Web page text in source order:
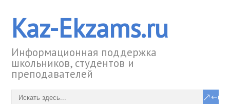
Kaz-Ekzams.ru
Информационная поддержка
школьников, студентов и
преподавателей